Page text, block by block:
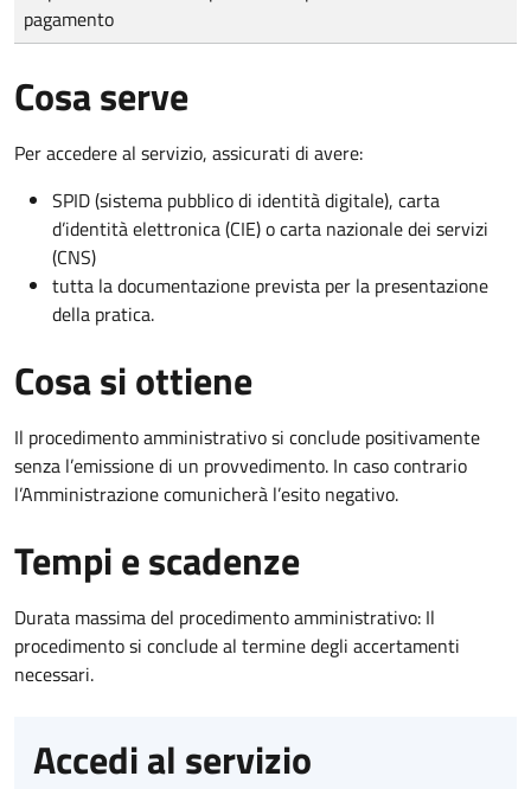
pagamento
Cosa serve
Per accedere al servizio, assicurati di avere:
SPID (sistema pubblico di identità digitale), carta
d’identità elettronica (CIE) o carta nazionale dei servizi
(CNS)
tutta la documentazione prevista per la presentazione
della pratica.
Cosa si ottiene
Il procedimento amministrativo si conclude positivamente
senza l’emissione di un provvedimento. In caso contrario
l’Amministrazione comunicherà l’esito negativo.
Tempi e scadenze
Durata massima del procedimento amministrativo: Il
procedimento si conclude al termine degli accertamenti
necessari.
Accedi al servizio